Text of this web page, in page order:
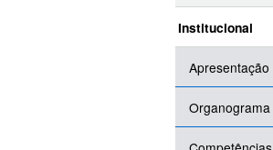
Institucional
Apresentação
Organograma